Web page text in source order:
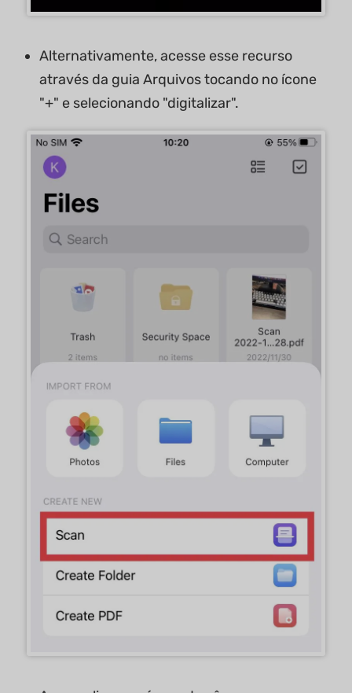
Alternativamente, acesse esse recurso
através da guia Arquivos tocando no ícone
"+" e selecionando "digitalizar".